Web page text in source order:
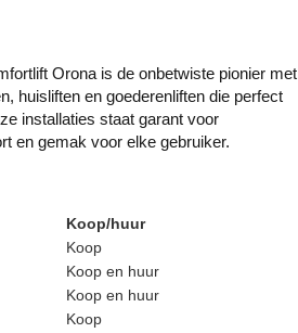
Orona is de onbetwiste pionier met
huisliften en goederenliften die perfect
installaties staat garant voor
en gemak voor elke gebruiker.
Koop/huur
Koop
Koop en huur
Koop en huur
Koop